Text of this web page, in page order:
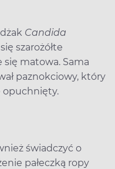
Candida
szarożółte
matowa. Sama
paznokciowy, który
opuchnięty.
świadczyć o
pałeczką ropy